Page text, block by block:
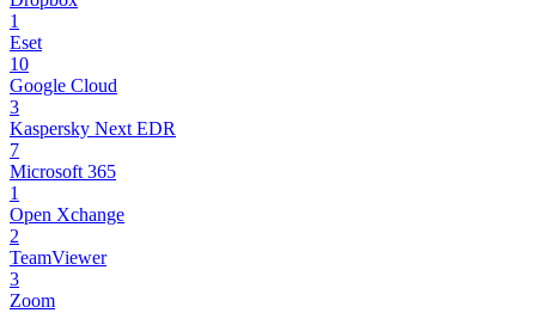
1
Eset
10
Google Cloud
3
Kaspersky Next EDR
7
Microsoft 365
1
Open Xchange
2
TeamViewer
3
Zoom